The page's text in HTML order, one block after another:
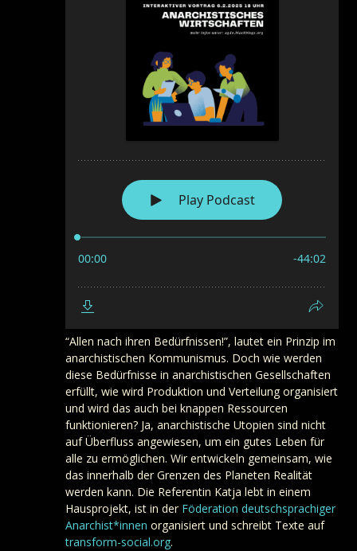
“Allen nach ihren Bedürfnissen!”, lautet ein Prinzip im
anarchistischen Kommunismus. Doch wie werden
diese Bedürfnisse in anarchistischen Gesellschaften
erfüllt, wie wird Produktion und Verteilung organisiert
und wird das auch bei knappen Ressourcen
funktionieren? Ja, anarchistische Utopien sind nicht
auf Überfluss angewiesen, um ein gutes Leben für
alle zu ermöglichen. Wir entwickeln gemeinsam, wie
das innerhalb der Grenzen des Planeten Realität
werden kann. Die Referentin Katja lebt in einem
Hausprojekt, ist in der Föderation deutschsprachiger
Anarchist*innen organisiert und schreibt Texte auf
transform-social.org.